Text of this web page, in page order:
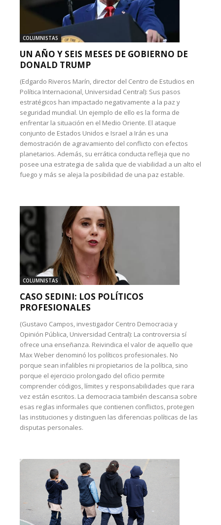
COLUMNISTAS
UN AÑO Y SEIS MESES DE GOBIERNO DE
DONALD TRUMP
(Edgardo Riveros Marín, director del Centro de Estudios en
Política Internacional, Universidad Central): Sus pasos
estratégicos han impactado negativamente a la paz y
seguridad mundial. Un ejemplo de ello es la forma de
enfrentar la situación en el Medio Oriente. El ataque
conjunto de Estados Unidos e Israel a Irán es una
demostración de agravamiento del conflicto con efectos
planetarios. Además, su errática conducta refleja que no
posee una estrategia de salida que de viabilidad a un alto el
fuego y más se aleja la posibilidad de una paz estable.
COLUMNISTAS
CASO SEDINI: LOS POLÍTICOS
PROFESIONALES
(Gustavo Campos, investigador Centro Democracia y
Opinión Pública, Universidad Central): La controversia sí
ofrece una enseñanza. Reivindica el valor de aquello que
Max Weber denominó los políticos profesionales. No
porque sean infalibles ni propietarios de la política, sino
porque el ejercicio prolongado del oficio permite
comprender códigos, límites y responsabilidades que rara
vez están escritos. La democracia también descansa sobre
esas reglas informales que contienen conflictos, protegen
las instituciones y distinguen las diferencias políticas de las
disputas personales.